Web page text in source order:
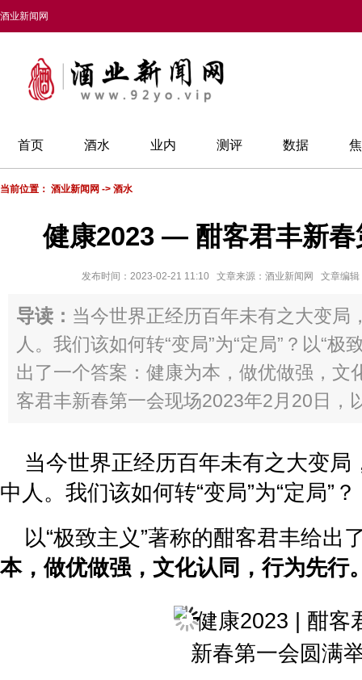
酒业新闻网
首页 酒水 业内 测评 数据
当前位置： 酒业新闻网 -> 酒水
健康2023 — 酣客君丰新春
发布时间：2023-02-21 11:10 文章来源：酒业新闻网 文章编
导读： 当今世界正经历百年未有之大变局
人。我们该如何转“变局”为“定局”？以“极
出了一个答案：健康为本，做优做强，文
客君丰新春第一会现场2023年2月20日，
当今世界正经历百年未有之大变局
中人。我们该如何转“变局”为“定局”？
以“极致主义”著称的酣客君丰给出
本，做优做强，文化认同，行为先行